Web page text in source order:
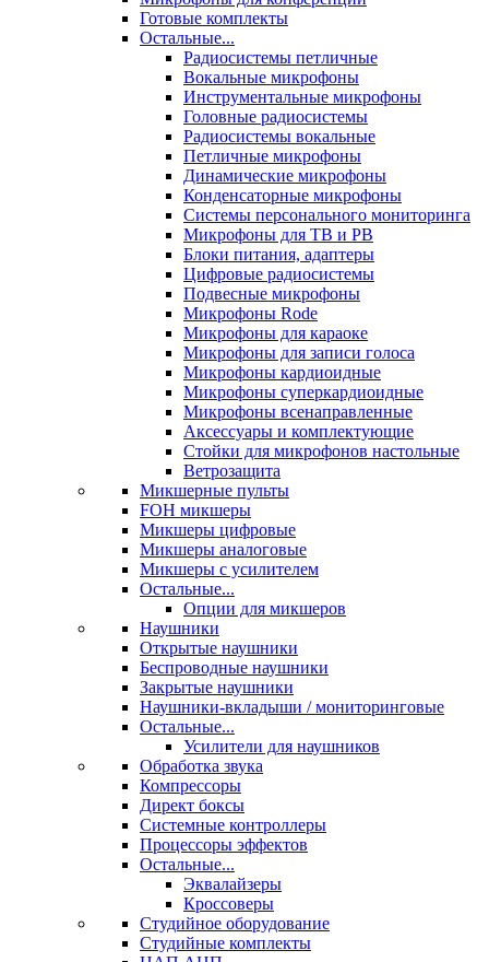
Готовые комплекты
Остальные...
Радиосистемы петличные
Вокальные микрофоны
Инструментальные микрофоны
Головные радиосистемы
Радиосистемы вокальные
Петличные микрофоны
Динамические микрофоны
Конденсаторные микрофоны
Системы персонального мониторинга
Микрофоны для ТВ и РВ
Блоки питания, адаптеры
Цифровые радиосистемы
Подвесные микрофоны
Микрофоны Rode
Микрофоны для караоке
Микрофоны для записи голоса
Микрофоны кардиоидные
Микрофоны суперкардиоидные
Микрофоны всенаправленные
Аксессуары и комплектующие
Стойки для микрофонов настольные
Ветрозащита
Микшерные пульты
FOH микшеры
Микшеры цифровые
Микшеры аналоговые
Микшеры с усилителем
Остальные...
Опции для микшеров
Наушники
Открытые наушники
Беспроводные наушники
Закрытые наушники
Наушники-вкладыши / мониторинговые
Остальные...
Усилители для наушников
Обработка звука
Компрессоры
Директ боксы
Системные контроллеры
Процессоры эффектов
Остальные...
Эквалайзеры
Кроссоверы
Студийное оборудование
Студийные комплекты